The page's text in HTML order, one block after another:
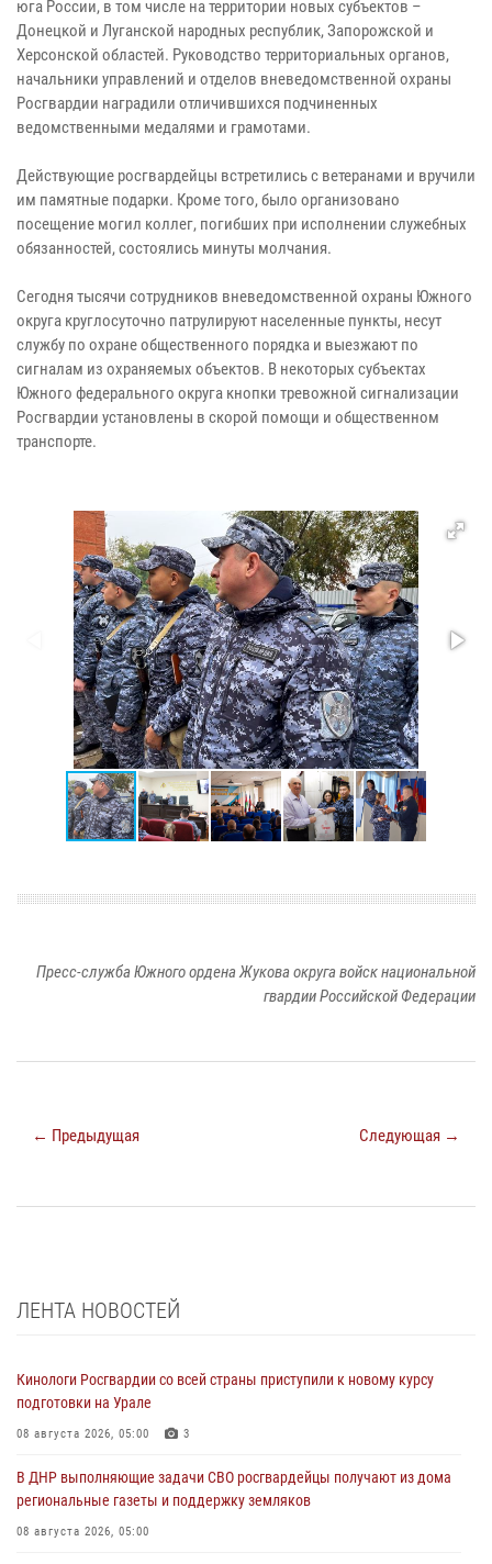
юга России, в том числе на территории новых субъектов –
Донецкой и Луганской народных республик, Запорожской и
Херсонской областей. Руководство территориальных органов,
начальники управлений и отделов вневедомственной охраны
Росгвардии наградили отличившихся подчиненных
ведомственными медалями и грамотами.
Действующие росгвардейцы встретились с ветеранами и вручили
им памятные подарки. Кроме того, было организовано
посещение могил коллег, погибших при исполнении служебных
обязанностей, состоялись минуты молчания.
Сегодня тысячи сотрудников вневедомственной охраны Южного
округа круглосуточно патрулируют населенные пункты, несут
службу по охране общественного порядка и выезжают по
сигналам из охраняемых объектов. В некоторых субъектах
Южного федерального округа кнопки тревожной сигнализации
Росгвардии установлены в скорой помощи и общественном
транспорте.
Пресс-служба Южного ордена Жукова округа войск национальной
гвардии Российской Федерации
← Предыдущая Следующая →
ЛЕНТА НОВОСТЕЙ
Кинологи Росгвардии со всей страны приступили к новому курсу
подготовки на Урале
08 августа 2026, 05:00 3
В ДНР выполняющие задачи СВО росгвардейцы получают из дома
региональные газеты и поддержку земляков
08 августа 2026, 05:00